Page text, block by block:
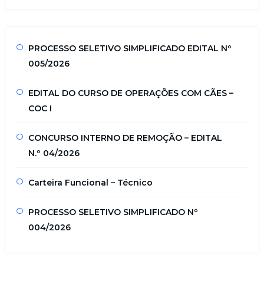
PROCESSO SELETIVO SIMPLIFICADO EDITAL Nº
005/2026
EDITAL DO CURSO DE OPERAÇÕES COM CÃES –
COC I
CONCURSO INTERNO DE REMOÇÃO – EDITAL
N.º 04/2026
Carteira Funcional – Técnico
PROCESSO SELETIVO SIMPLIFICADO Nº
004/2026